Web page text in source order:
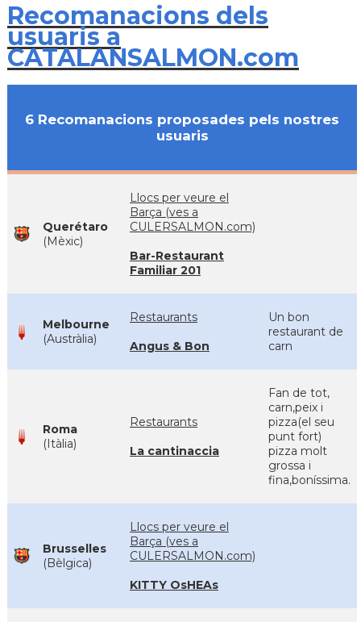
Recomanacions dels
usuaris a
CATALANSALMON.com
6 Recomanacions proposades pels nostres
usuaris
Querétaro
(Mèxic)
Llocs per veure el
Barça (ves a
CULERSALMON.com)
Bar-Restaurant
Familiar 201
Melbourne
(Austràlia)
Restaurants
Angus & Bon
Un bon
restaurant de
carn
Roma
(Itàlia)
Restaurants
La cantinaccia
Fan de tot,
carn,peix i
pizza(el seu
punt fort)
pizza molt
grossa i
fina,boníssima.
Brusselles
(Bèlgica)
Llocs per veure el
Barça (ves a
CULERSALMON.com)
KITTY OsHEAs